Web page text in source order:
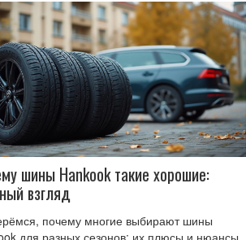
осмотр. Есть советы, как самостоятельно
развитие коррозии и защитить машину
повреждений. Прочитав, вы узнаете, что
чтобы кузов сохранил внешний вид и
на долгие годы.
шины Hankook такие хорошие:
взгляд
почему многие выбирают шины
для разных сезонов: их плюсы и нюансы,